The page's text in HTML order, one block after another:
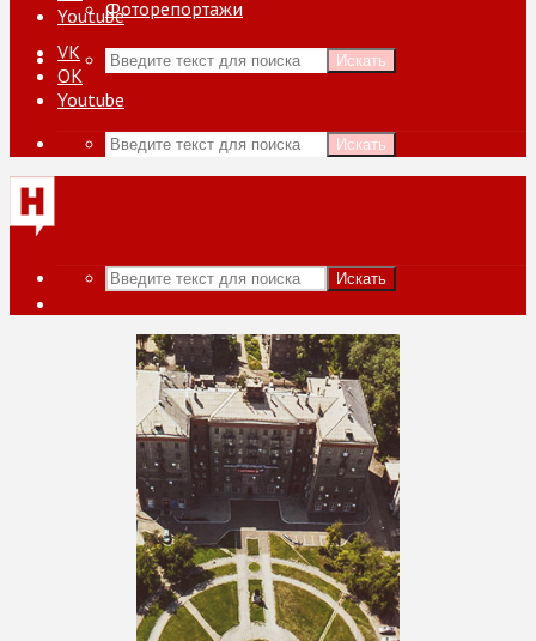
Youtube
Искать
Фоторепортажи
VK
ОК
Youtube
Искать
Искать